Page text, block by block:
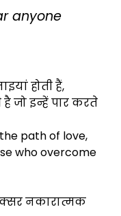
anyone
होती हैं,
जो इन्हें पार करते
path of love,
who overcome
नकारात्मक